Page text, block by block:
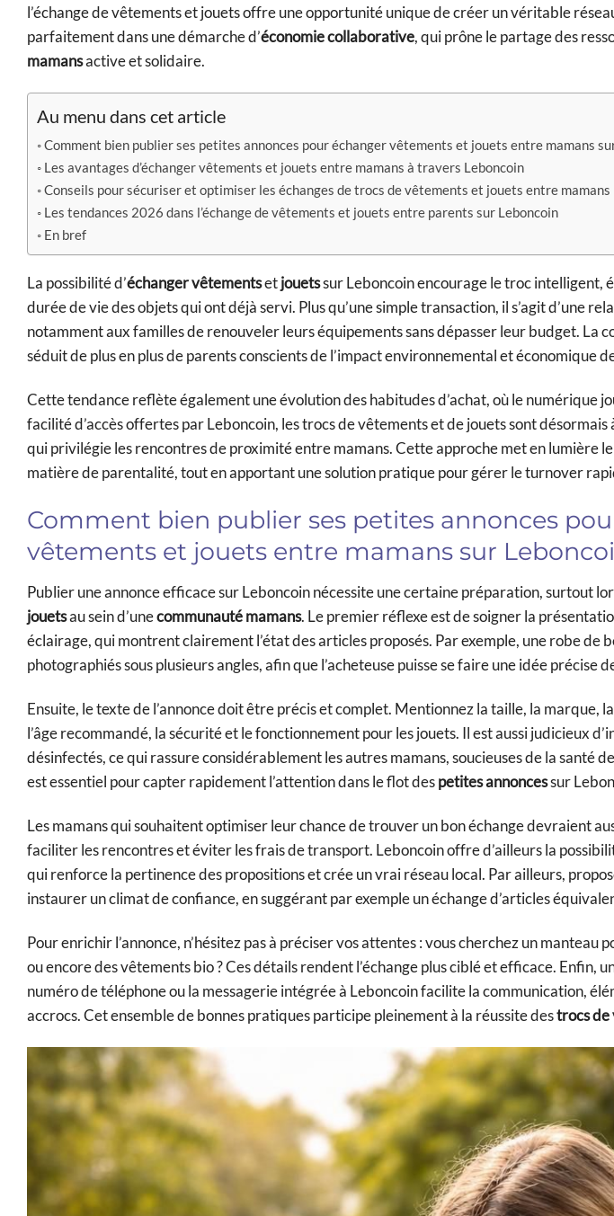
l’échange de vêtements et jouets offre une opportunité unique de créer un véritable
parfaitement dans une démarche d’économie collaborative, qui prône le partage des
mamansactive et solidaire.
Au menu dans cet article
Comment bien publier ses petites annonces pour échanger vêtements et jouets entre mamans
Les avantages d’échanger vêtements et jouets entre mamans à travers Leboncoin
Conseils pour sécuriser et optimiser les échanges de trocs de vêtements et jouets entre mamans
Les tendances 2026 dans l’échange de vêtements et jouets entre parents sur Leboncoin
En bref
La possibilité d’échanger vêtementsetjouetssur Leboncoin encourage le troc intelligent,
durée de vie des objets qui ont déjà servi. Plus qu’une simple transaction, il s’agit d’une
notamment aux familles de renouveler leurs équipements sans dépasser leur budget. La
séduit de plus en plus de parents conscients de l’impact environnemental et économique
Cette tendance reflète également une évolution des habitudes d’achat, où le numérique
facilité d’accès offertes par Leboncoin, les trocs de vêtements et de jouets sont
qui privilégie les rencontres de proximité entre mamans. Cette approche met en lumière
matière de parentalité, tout en apportant une solution pratique pour gérer le turnover
Comment bien publier ses petites annonces
vêtements et jouets entre mamans sur
Publier une annonce efficace sur Leboncoin nécessite une certaine préparation, surtout
jouetsau sein d’unecommunauté mamans. Le premier réflexe est de soigner la
éclairage, qui montrent clairement l’état des articles proposés. Par exemple, une robe de
photographiés sous plusieurs angles, afin que l’acheteuse puisse se faire une idée précise
Ensuite, le texte de l’annonce doit être précis et complet. Mentionnez la taille, la marque,
l’âge recommandé, la sécurité et le fonctionnement pour les jouets. Il est aussi judicieux
désinfectés, ce qui rassure considérablement les autres mamans, soucieuses de la santé
est essentiel pour capter rapidement l’attention dans le flot despetites annoncessur
Les mamans qui souhaitent optimiser leur chance de trouver un bon échange devraient
faciliter les rencontres et éviter les frais de transport. Leboncoin offre d’ailleurs la
qui renforce la pertinence des propositions et crée un vrai réseau local. Par ailleurs,
instaurer un climat de confiance, en suggérant par exemple un échange d’articles
Pour enrichir l’annonce, n’hésitez pas à préciser vos attentes : vous cherchez un manteau
ou encore des vêtements bio ? Ces détails rendent l’échange plus ciblé et efficace. Enfin,
numéro de téléphone ou la messagerie intégrée à Leboncoin facilite la communication,
accrocs. Cet ensemble de bonnes pratiques participe pleinement à la réussite destrocs de